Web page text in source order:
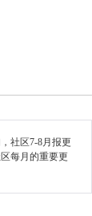
社区7-8月报更
区每月的重要更